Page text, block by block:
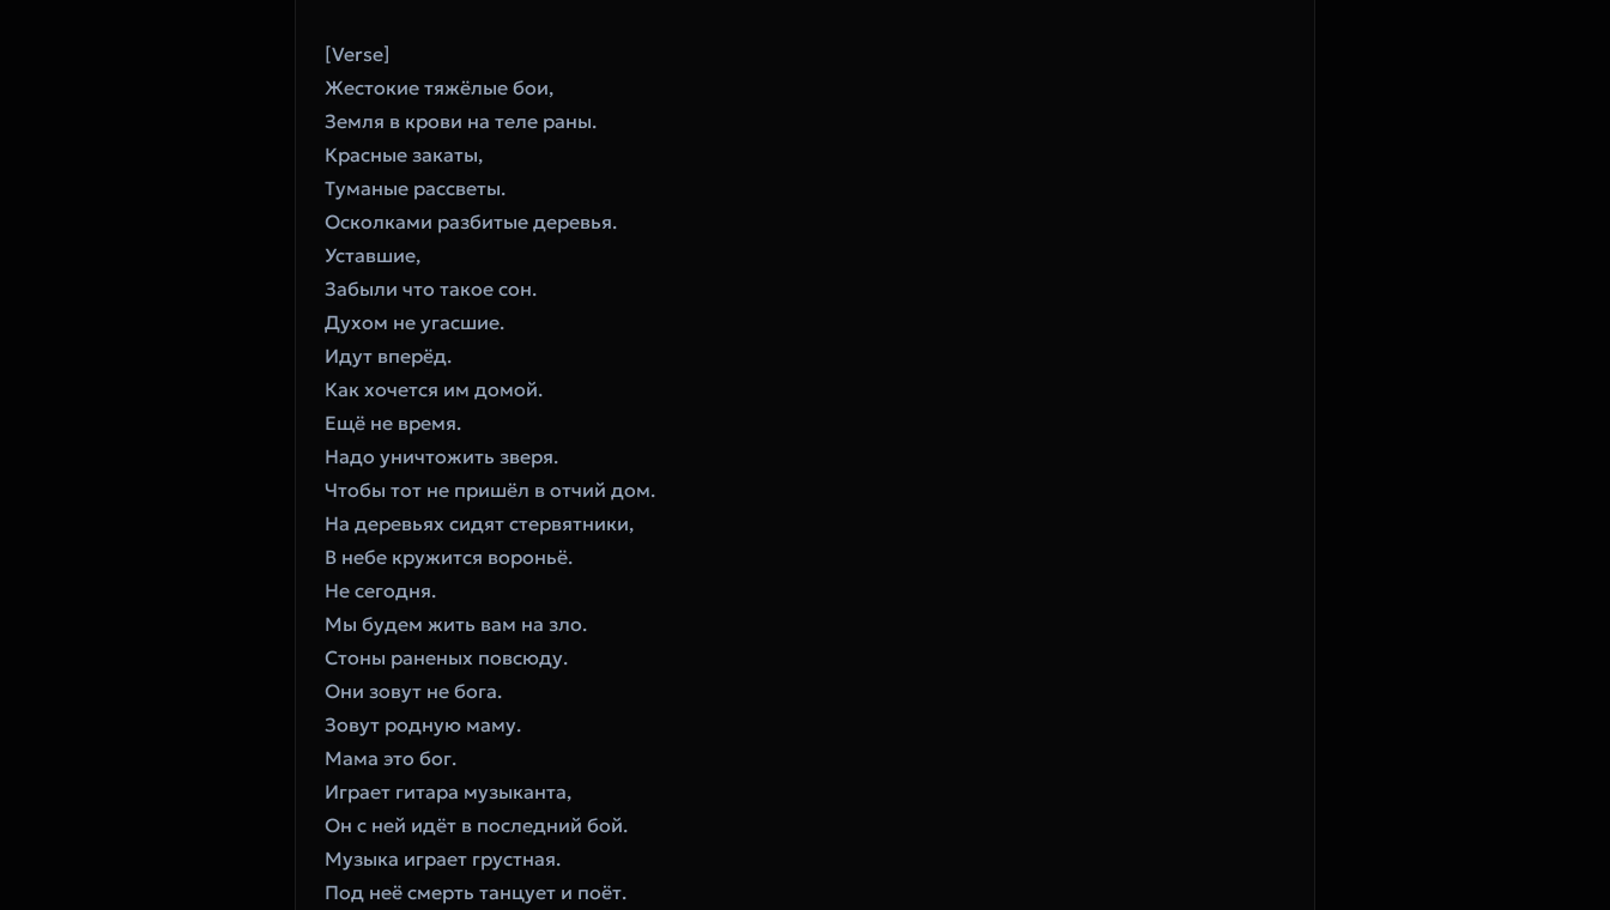
‎[Verse]
‎Жестокие тяжёлые бои,
‎Земля в крови на теле раны.
‎Красные закаты,
‎Туманые рассветы.
‎Осколками разбитые деревья.
‎Уставшие,
‎Забыли что такое сон.
‎Духом не угасшие.
‎Идут вперёд.
‎Как хочется им домой.
‎Ещё не время.
‎Надо уничтожить зверя.
‎Чтобы тот не пришёл в отчий дом.
‎На деревьях сидят стервятники,
‎В небе кружится вороньё.
‎Не сегодня.
‎Мы будем жить вам на зло.
‎Стоны раненых повсюду.
‎Они зовут не бога.
‎Зовут родную маму.
‎Мама это бог.
‎Играет гитара музыканта,
‎Он с ней идёт в последний бой.
‎Музыка играет грустная.
‎Под неё смерть танцует и поёт.